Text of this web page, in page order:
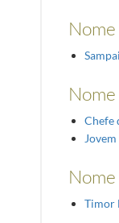
Chefe
Jovem
Timor